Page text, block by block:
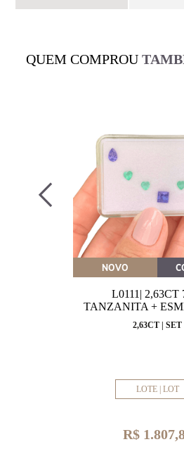
QUEM COMPROU
NOVO
L0111| 2,63CT
TANZANITA +
2,63CT | SET
LOTE | LOT
R$